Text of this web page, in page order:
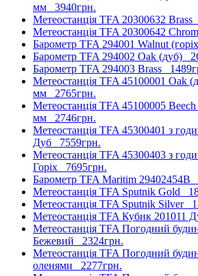
мм 3940грн.
Метеостанція TFA 20300632 Brass
Метеостанція TFA 20300642
Барометр TFA 294001 Walnut
Барометр TFA 294002 Oak (дуб)
Барометр TFA 294003 Brass
Метеостанція TFA 45100001 Oak
мм 2765грн.
Метеостанція TFA 45100005
мм 2746грн.
Метеостанція TFA 45300401 з
Дуб 7559грн.
Метеостанція TFA 45300403 з
Горіх 7695грн.
Барометр TFA Maritim 29402454B
Метеостанція TFA Sputnik Gold
Метеостанція TFA Sputnik Silver
Метеостанція TFA Кубик 201011
Метеостанція TFA Погодний
Бежевий 2324грн.
Метеостанція TFA Погодний
оленями 2277грн.